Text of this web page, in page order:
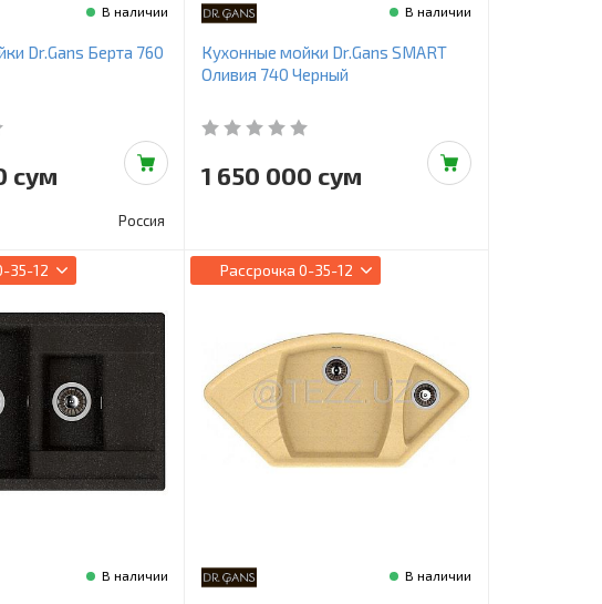
В наличии
Dr.Gans Берта 760
сум
Россия
В наличии
Кухонные мойки Dr.Gans SMART
Оливия 740 Черный
1 650 000 сум
35-12
В наличии
Рассрочка 0-35-12
В наличии